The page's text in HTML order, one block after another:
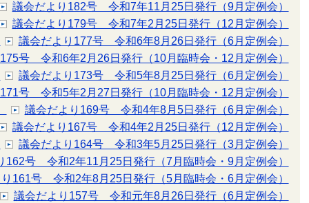
議会だより182号 令和7年11月25日発行（9月定例会）
議会だより179号 令和7年2月25日発行（12月定例会）
議会だより177号 令和6年8月26日発行（6月定例会）
号 令和6年2月26日発行（10月臨時会・12月定例会）
議会だより173号 令和5年8月25日発行（6月定例会）
号 令和5年2月27日発行（10月臨時会・12月定例会）
議会だより169号 令和4年8月5日発行（6月定例会）
議会だより167号 令和4年2月25日発行（12月定例会）
議会だより164号 令和3年5月25日発行（3月定例会）
162号 令和2年11月25日発行（7月臨時会・9月定例会）
161号 令和2年8月25日発行（5月臨時会・6月定例会）
議会だより157号 令和元年8月26日発行（6月定例会）